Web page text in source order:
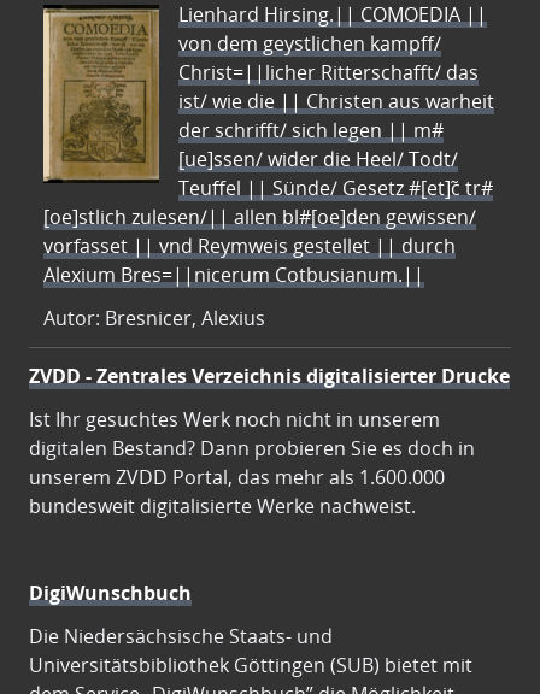
Lienhard Hirsing.|| COMOEDIA ||
von dem geystlichen kampff/
Christ=||licher Ritterschafft/ das
ist/ wie die || Christen aus warheit
der schrifft/ sich legen || m#
[ue]ssen/ wider die Heel/ Todt/
Teuffel || Sünde/ Gesetz #[et]c̃ tr#
[oe]stlich zulesen/|| allen bl#[oe]den gewissen/
vorfasset || vnd Reymweis gestellet || durch
Alexium Bres=||nicerum Cotbusianum.||
Autor: Bresnicer, Alexius
ZVDD - Zentrales Verzeichnis digitalisierter Drucke
Ist Ihr gesuchtes Werk noch nicht in unserem
digitalen Bestand? Dann probieren Sie es doch in
unserem ZVDD Portal, das mehr als 1.600.000
bundesweit digitalisierte Werke nachweist.
DigiWunschbuch
Die Niedersächsische Staats- und
Universitätsbibliothek Göttingen (SUB) bietet mit